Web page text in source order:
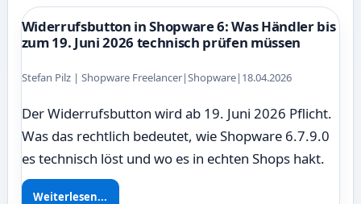
Widerrufsbutton in Shopware 6: Was Händler bis
zum 19. Juni 2026 technisch prüfen müssen
Stefan Pilz | Shopware Freelancer|Shopware| 18.04.2026
Der Widerrufsbutton wird ab 19. Juni 2026 Pflicht.
Was das rechtlich bedeutet, wie Shopware 6.7.9.0
es technisch löst und wo es in echten Shops hakt.
Weiterlesen...